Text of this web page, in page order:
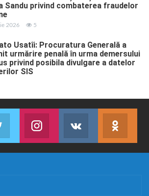
Sandu privind combaterea fraudelor
2026 5
Usatîi: Procuratura Generală a
urmărire penală în urma demersului
privind posibila divulgare a datelor
SIS
te
Twitter
Join us on TwitterJoin us on Instagram
Abonează-te